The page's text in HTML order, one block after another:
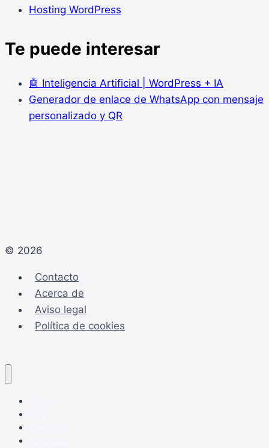
Hosting WordPress
Te puede interesar
🤖 Inteligencia Artificial | WordPress + IA
Generador de enlace de WhatsApp con mensaje
personalizado y QR
© 2026
Contacto
Acerca de
Aviso legal
Política de cookies